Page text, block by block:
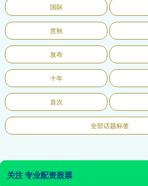
国际
赏秋
发布
十年
首次
全部话题标签
关注 专业配资股票